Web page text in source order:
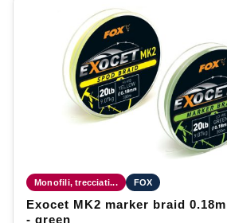
Monofili, trecciati... FOX
Exocet MK2 marker braid
- green